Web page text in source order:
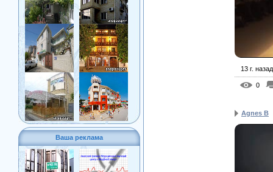
Ваша реклама
13 г. назад
0
Agnes B